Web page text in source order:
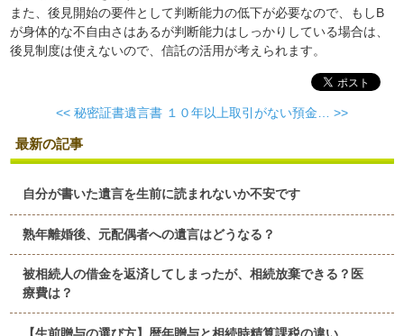
また、後見開始の要件として判断能力の低下が必要なので、もしB
が身体的な不自由さはあるが判断能力はしっかりしている場合は、
後見制度は使えないので、信託の活用が考えられます。
<< 秘密証書遺言書 １０年以上取引がない預金… >>
最新の記事
自分が書いた遺言を生前に読まれないか不安です
熟年離婚後、元配偶者への遺言はどうなる？
被相続人の借金を返済してしまったが、相続放棄できる？医
療費は？
【生前贈与の選び方】暦年贈与と相続時精算課税の違い